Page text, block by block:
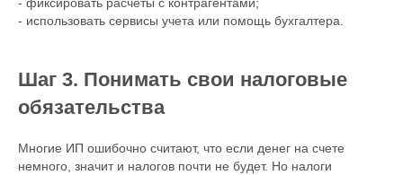
- фиксировать расчеты с контрагентами;
- использовать сервисы учета или помощь бухгалтера.
Шаг 3. Понимать свои налоговые
обязательства
Многие ИП ошибочно считают, что если денег на счете
немного, значит и налогов почти не будет. Но налоги